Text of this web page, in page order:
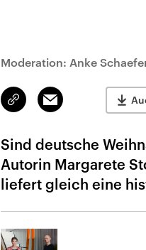
Moderation: Anke
Link
kopieren/teilen
Email
Sind deutsche
Autorin Margarete
liefert gleich eine